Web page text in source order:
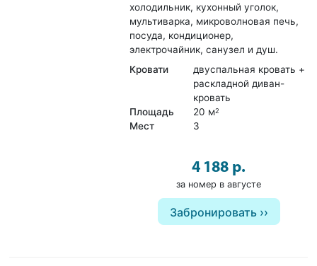
холодильник, кухонный уголок,
мультиварка, микроволновая печь,
посуда, кондиционер,
электрочайник, санузел и душ.
Кровати
двуспальная кровать +
раскладной диван-
кровать
Площадь
20 м2
Мест 3
4 188 р.
за номер в августе
Забронировать